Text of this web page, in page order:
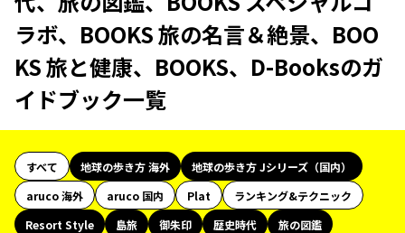
ラボ、BOOKS 旅の名言＆絶景、BOO
KS 旅と健康、BOOKS、D-Booksのガ
イドブック一覧
すべて 地球の歩き方 海外
地球の歩き方 Jシリーズ（国内）
aruco 海外
aruco 国内 Plat
ランキング&テクニック
Resort Style
島旅 御朱印 歴史時代
旅の図鑑